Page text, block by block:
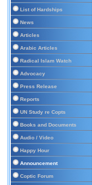
List of Hardships
News
Articles
Arabic Articles
Radical Islam Watch
Advocacy
Press Release
Reports
UN Study re Copts
Books and Documents
Audio / Video
Happy Hour
Announcement
Coptic Forum